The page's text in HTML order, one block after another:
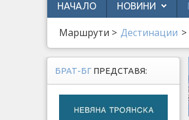
НАЧАЛО НОВИНИ
Маршрути > Дестинации >
БРАТ-БГ ПРЕДСТАВЯ: